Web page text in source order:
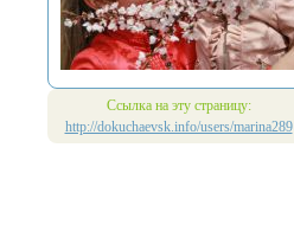
Ссылка на эту страницу:
http://dokuchaevsk.info/users/marina289